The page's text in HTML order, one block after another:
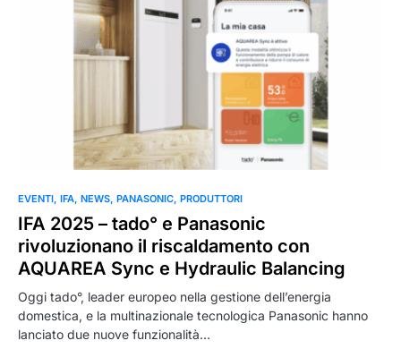
0
EVENTI IFA NEWS PANASONIC PRODUTTORI
IFA 2025 – tado° e Panasonic
rivoluzionano il riscaldamento con
AQUAREA Sync e Hydraulic Balancing
Oggi tado°, leader europeo nella gestione dell’energia
domestica, e la multinazionale tecnologica Panasonic hanno
lanciato due nuove funzionalità…